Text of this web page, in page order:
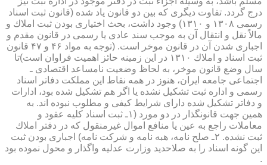
درج گردد. تفاوت دیگری كه بین دو قانون یاد شده (قانون ثبت اسناد
رسمی ۱۳۰۸ و ۱۳۱۰) وجود داشت، بحث اختیاری بودن ثبت املاك و
مالاً نقل و انتقال آن به موجب سند عادی یا رسمی در قانون مقدم و
اجباری شدن آن در قانون موخر است. (توجه به مواد ۴۶ و ۴۷ قانون
ثبت اسناد و املاك ۱۳۱۰ در این زمینه حائز اهمیت فراوان است)تا
سال وضع قانون موخر، به لحاظ وضعیت نامساعد اقتصادی ـ
اجتماعی جامعه ایران، هنوز در همه نقاط این مملكت دفاتر اسناد
رسمی و اداره ثبت تشكیل نشده یا اگر هم تشكیل شده بود، ادارات
و دفاتر تشكیل شده دارای شرایط كیفی و مطلوب نبوده اند. به
همین جهت قانونگذار در دو مورد (۱ـ ثبت اسناد كلیه عقود و
معاملات راجع به عین یا منافع اموال غیرمنقول كه در دفتر املاك
ثبت نشده. ۲ـ صلح نامه، هبه نامه و شركت نامه) اجباری بودن ثبت
این گونه اسناد را به صلاحدید وزارت عدلیه واگذار و محول نموده بود
.